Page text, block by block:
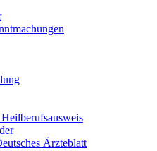
Ärzteblatt